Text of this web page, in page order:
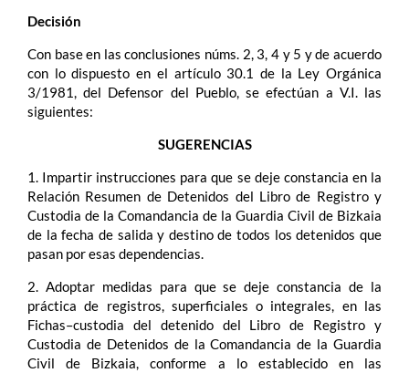
Decisión
Con base en las conclusiones núms. 2, 3, 4 y 5 y de acuerdo
con lo dispuesto en el artículo 30.1 de la Ley Orgánica
3/1981, del Defensor del Pueblo, se efectúan a V.I. las
siguientes:
SUGERENCIAS
1. Impartir instrucciones para que se deje constancia en la
Relación Resumen de Detenidos del Libro de Registro y
Custodia de la Comandancia de la Guardia Civil de Bizkaia
de la fecha de salida y destino de todos los detenidos que
pasan por esas dependencias.
2. Adoptar medidas para que se deje constancia de la
práctica de registros, superficiales o integrales, en las
Fichas–custodia del detenido del Libro de Registro y
Custodia de Detenidos de la Comandancia de la Guardia
Civil de Bizkaia, conforme a lo establecido en las